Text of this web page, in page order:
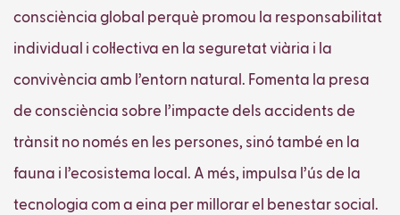
consciència global perquè promou la responsabilitat
individual i col·lectiva en la seguretat viària i la
convivència amb l’entorn natural. Fomenta la presa
de consciència sobre l’impacte dels accidents de
trànsit no només en les persones, sinó també en la
fauna i l’ecosistema local. A més, impulsa l’ús de la
tecnologia com a eina per millorar el benestar social.